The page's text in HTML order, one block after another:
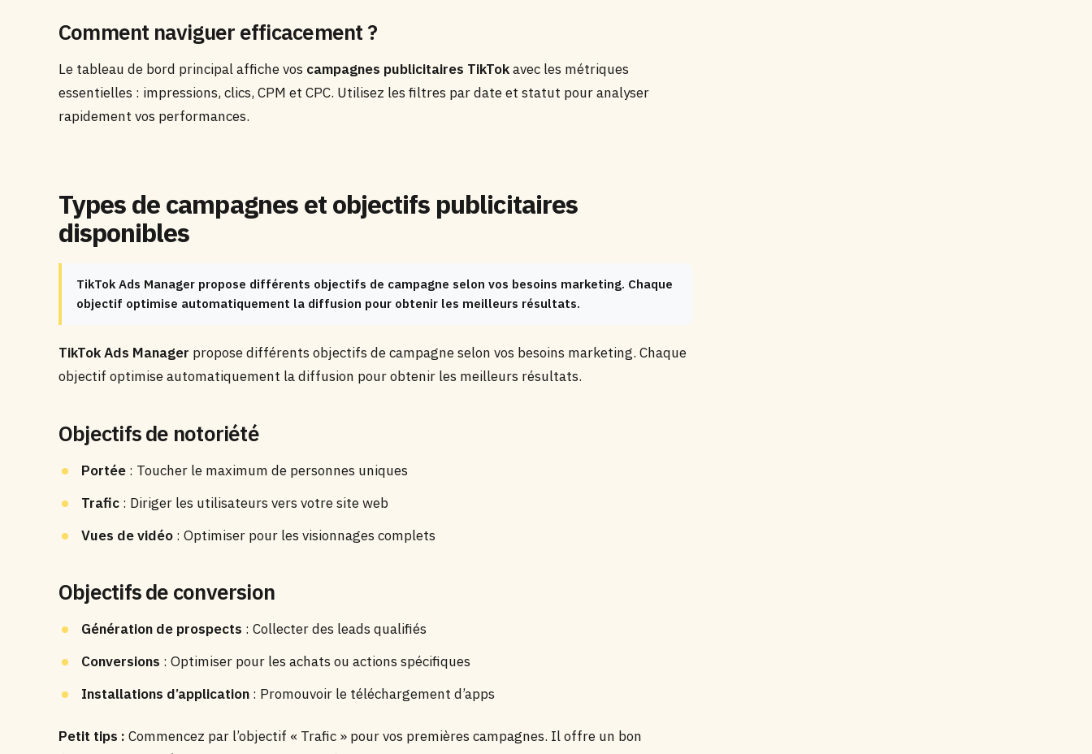
Comment naviguer efficacement ?
Le tableau de bord principal affiche vos campagnes publicitaires TikTokavec les métriques
essentielles : impressions, clics, CPM et CPC. Utilisez les filtres par date et statut pour analyser
rapidement vos performances.
Types de campagnes et objectifs publicitaires
disponibles
TikTok Ads Manager propose différents objectifs de campagne selon vos besoins marketing. Chaque
objectif optimise automatiquement la diffusion pour obtenir les meilleurs résultats.
TikTok Ads Manager propose différents objectifs de campagne selon vos besoins marketing. Chaque
objectif optimise automatiquement la diffusion pour obtenir les meilleurs résultats.
Objectifs de notoriété
Portée : Toucher le maximum de personnes uniques
Trafic : Diriger les utilisateurs vers votre site web
Vues de vidéo : Optimiser pour les visionnages complets
Objectifs de conversion
Génération de prospects : Collecter des leads qualifiés
Conversions : Optimiser pour les achats ou actions spécifiques
Installations d’application : Promouvoir le téléchargement d’apps
Petit tips : Commencez par l’objectif « Trafic » pour vos premières campagnes. Il offre un bon